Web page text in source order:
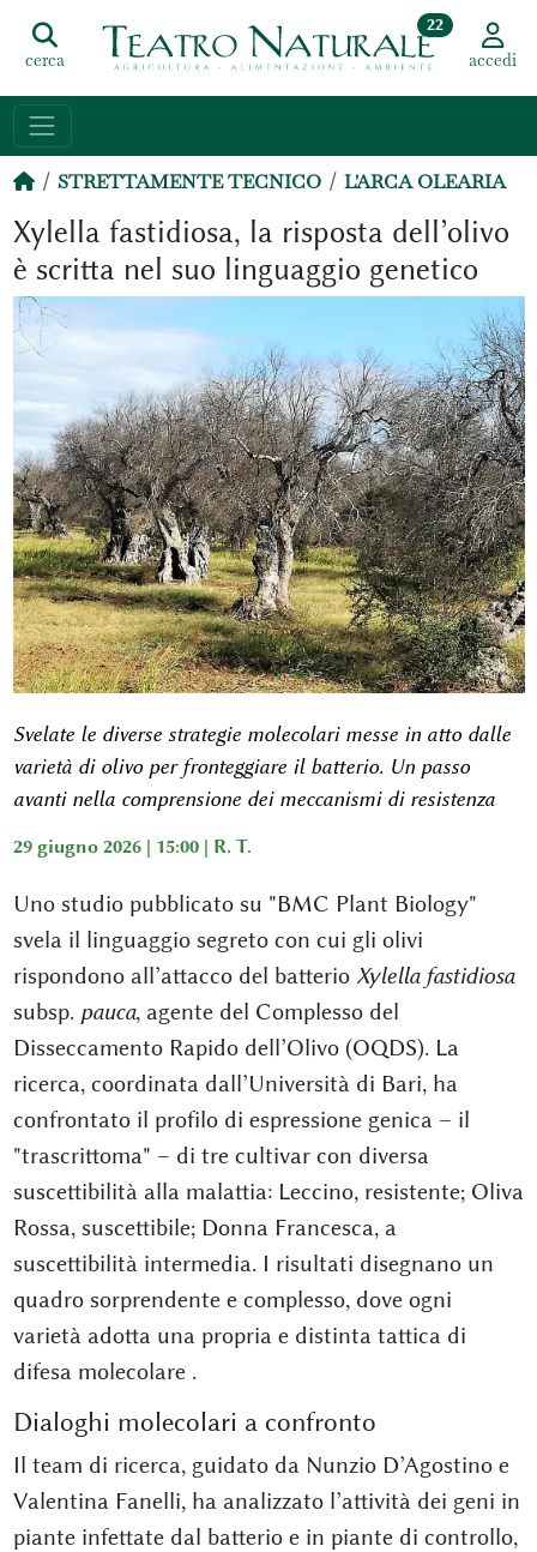
cerca
22
accedi
STRETTAMENTE TECNICO L'ARCA OLEARIA
Xylella fastidiosa, la risposta dell’olivo
è scritta nel suo linguaggio genetico
Svelate le diverse strategie molecolari messe in atto dalle
varietà di olivo per fronteggiare il batterio. Un passo
avanti nella comprensione dei meccanismi di resistenza
29 giugno 2026 | 15:00 | R. T.
Uno studio pubblicato su "BMC Plant Biology"
svela il linguaggio segreto con cui gli olivi
rispondono all’attacco del batterio Xylella fastidiosa
subsp. pauca, agente del Complesso del
Disseccamento Rapido dell’Olivo (OQDS). La
ricerca, coordinata dall’Università di Bari, ha
confrontato il profilo di espressione genica – il
"trascrittoma" – di tre cultivar con diversa
suscettibilità alla malattia: Leccino, resistente; Oliva
Rossa, suscettibile; Donna Francesca, a
suscettibilità intermedia. I risultati disegnano un
quadro sorprendente e complesso, dove ogni
varietà adotta una propria e distinta tattica di
difesa molecolare .
Dialoghi molecolari a confronto
Il team di ricerca, guidato da Nunzio D’Agostino e
Valentina Fanelli, ha analizzato l’attività dei geni in
piante infettate dal batterio e in piante di controllo,